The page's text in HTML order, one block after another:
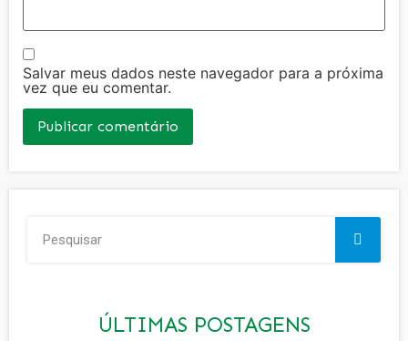
Salvar meus dados neste navegador para a próxima
vez que eu comentar.
ÚLTIMAS POSTAGENS